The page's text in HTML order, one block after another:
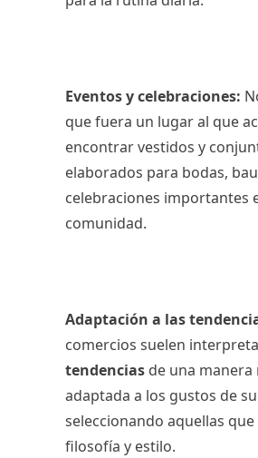
Eventos y celebraciones:
que fuera un lugar al que
encontrar vestidos y
elaborados para bodas,
celebraciones importantes
comunidad.
Adaptación a las
comercios suelen
tendencias de una manera
adaptada a los gustos de
seleccionando aquellas
filosofía y estilo.